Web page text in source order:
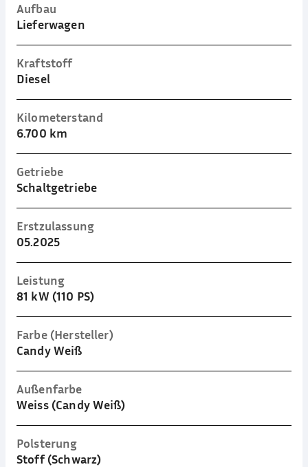
Aufbau
Lieferwagen
Kraftstoff
Diesel
Kilometerstand
6.700 km
Getriebe
Schaltgetriebe
Erstzulassung
05.2025
Leistung
81 kW (110 PS)
Farbe (Hersteller)
Candy Weiß
Außenfarbe
Weiss (Candy Weiß)
Polsterung
Stoff (Schwarz)